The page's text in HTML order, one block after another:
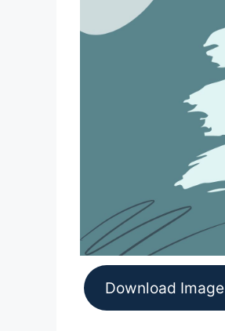
Download Image